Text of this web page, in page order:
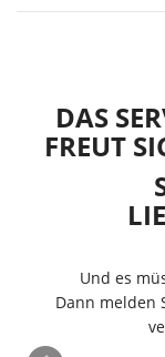
DAS
FREUT
Und es
Dann melden